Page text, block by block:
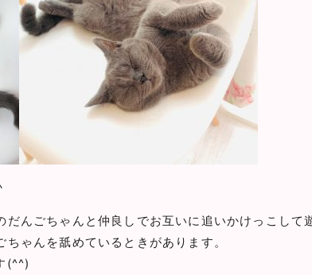
だんごちゃんと仲良しでお互いに追いかけっこし
ゃんを舐めているときがあります。
(^^)